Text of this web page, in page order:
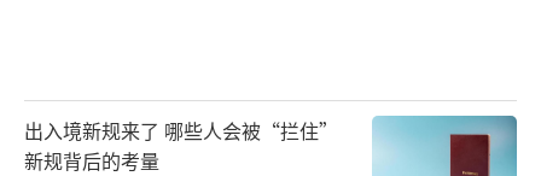
出入境新规来了 哪些人会被“拦住”
新规背后的考量